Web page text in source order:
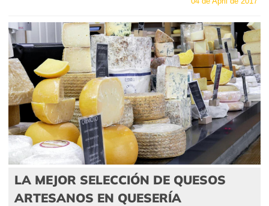
LA MEJOR SELECCIÓN DE QUESOS
ARTESANOS EN QUESERÍA